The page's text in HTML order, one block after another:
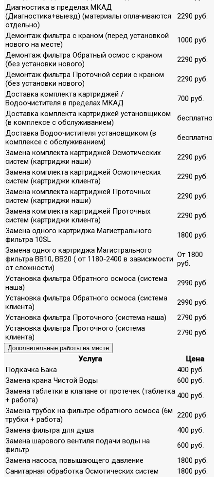
Диагностика в пределах МКАД
(Диагностика+выезд) (материалы оплачиваются
отдельно)
2290 руб.
Демонтаж фильтра с краном (перед установкой
нового на месте)
1000 руб.
Демонтаж фильтра Обратный осмос с краном
(без установки нового)
2290 руб.
Демонтаж фильтра Проточной серии с краном
(без установки нового)
2290 руб.
Доставка комплекта картриджей /
Водоочистителя в пределах МКАД
700 руб.
Доставка комплекта картриджей установщиком
(в комплексе с обслуживанием)
бесплатно
Доставка Водоочистителя установщиком (в
комплексе с обслуживанием)
бесплатно
Замена комплекта картриджей Осмотических
систем (картриджи наши)
2290 руб.
Замена комплекта картриджей Осмотических
систем (картриджи клиента)
2290 руб.
Замена комплекта картриджей Проточных
систем (картриджи наши)
2290 руб.
Замена комплекта картриджей Проточных
систем (картриджи клиента)
2290 руб.
Замена одного картриджа Магистрального
фильтра 10SL
1800 руб.
Замена одного картриджа Магистрального
фильтра ВВ10, ВВ20 ( от 1180-2400 в зависимости
от сложности)
От 1800
руб.
Установка фильтра Обратного осмоса (система
наша)
2990 руб.
Установка фильтра Обратного осмоса (система
клиента)
2990 руб.
Установка фильтра Проточного (система наша)
2790 руб.
Установка фильтра Проточного (система
клиента)
2790 руб.
Дополнительные работы на месте
Услуга
Цена
Подкачка Бака
400 руб.
Замена крана Чистой Воды
600 руб.
Замена таблетки в клапане от протечек (таблетка
+ работа)
400 руб.
Замена трубок на фильтре обратного осмоса (6м
трубки + работа)
2200 руб.
Замена фильтра для душа
400 руб.
Замена шарового вентиля подачи воды на
фильтр
600 руб.
Замена насоса, повышающего давление
1800 руб.
Санитарная обработка Осмотических систем
1800 руб.